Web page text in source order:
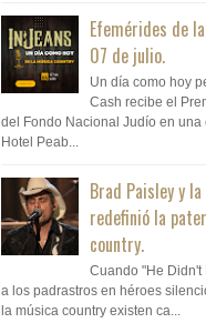
Efemérides de
07 de julio.
Un día como hoy
Cash recibe el
del Fondo Nacional Judío en una
Hotel Peab...
Brad Paisley y
redefinió la
country.
Cuando "He Didn't
a los padrastros en héroes
la música country existen ca...